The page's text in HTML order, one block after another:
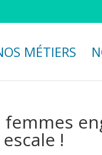
MÉTIERS
!